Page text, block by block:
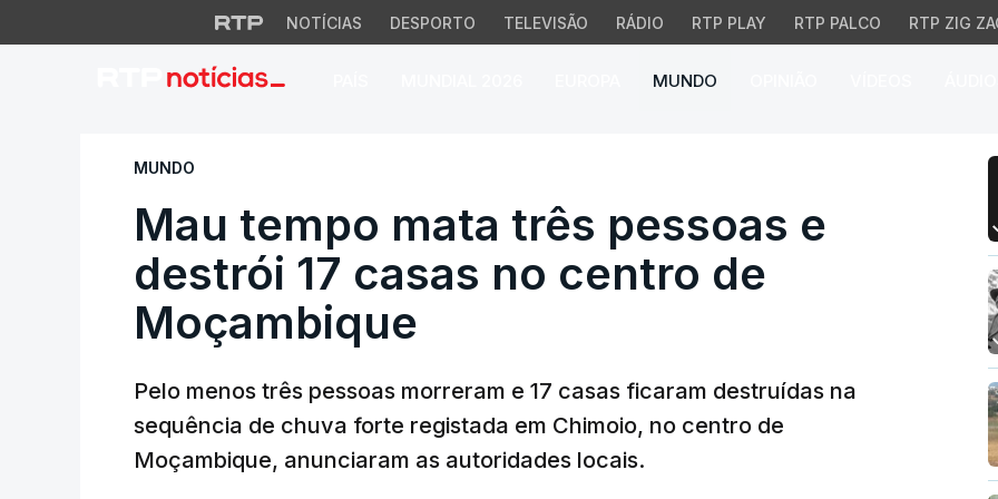
NOTÍCIAS DESPORTO TELEVISÃO RÁDIO RTP PLAY RTP PALCO RTP ZIG
MUNDO
Mau tempo mata três pessoas e destrói
MUNDO
Mau tempo mata três pessoas e
destrói 17 casas no centro de
Moçambique
Pelo menos três pessoas morreram e 17 casas ficaram destruídas na
sequência de chuva forte registada em Chimoio, no centro de
Moçambique, anunciaram as autoridades locais.